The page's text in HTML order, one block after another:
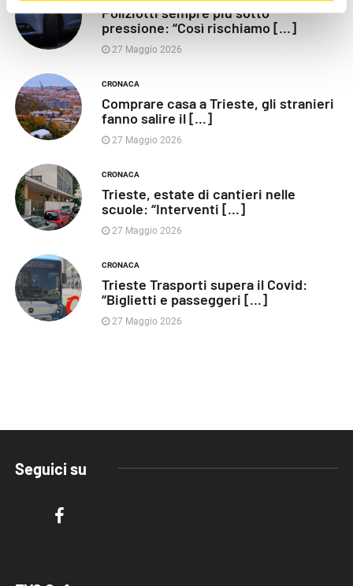
Poliziotti sempre più sotto
pressione: “Così rischiamo [...]
27 Maggio 2026
CRONACA
Comprare casa a Trieste, gli stranieri
fanno salire il [...]
27 Maggio 2026
CRONACA
Trieste, estate di cantieri nelle
scuole: “Interventi [...]
27 Maggio 2026
CRONACA
Trieste Trasporti supera il Covid:
“Biglietti e passeggeri [...]
27 Maggio 2026
Seguici su